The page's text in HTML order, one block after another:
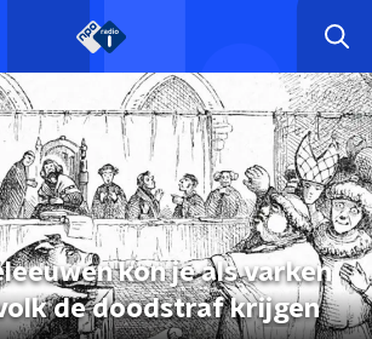
kon je als varken
de doodstraf krijgen